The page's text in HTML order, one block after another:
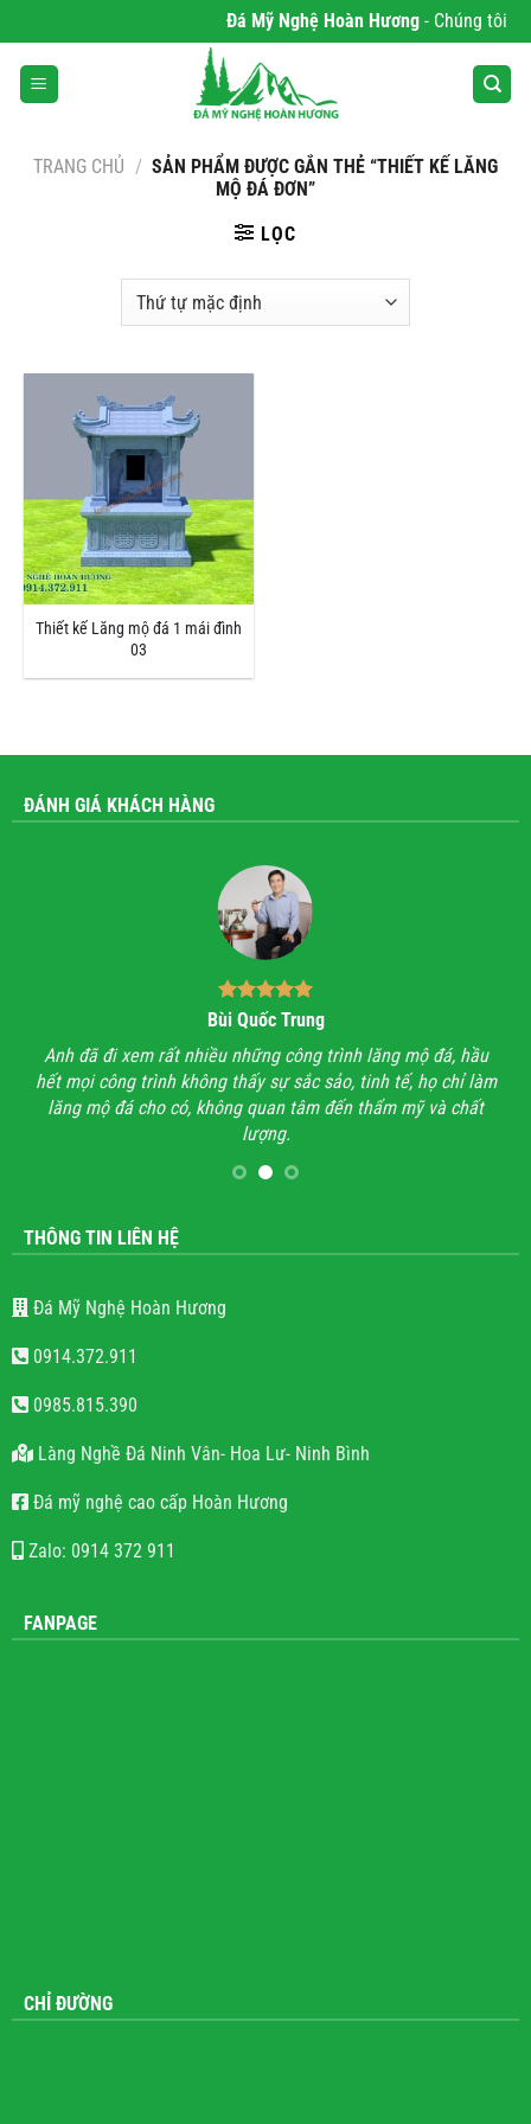
qua
nội
dung
Đá Mỹ Nghệ Hoàn Hương- Chúng tôi
TRANG CHỦ / SẢN PHẨM ĐƯỢC GẮN THẺ “THIẾT KẾ LĂNG
MỘ ĐÁ ĐƠN”
LỌC
Thiết kế Lăng mộ đá 1 mái đình
03
ĐÁNH GIÁ KHÁCH HÀNG
Bùi Quốc Trung
Anh đã đi xem rất nhiều những công trình lăng mộ đá, hầu
hết mọi công trình không thấy sự sắc sảo, tinh tế, họ chỉ làm
lăng mộ đá cho có, không quan tâm đến thẩm mỹ và chất
lượng.
THÔNG TIN LIÊN HỆ
Đá Mỹ Nghệ Hoàn Hương
0914.372.911
0985.815.390
Làng Nghề Đá Ninh Vân- Hoa Lư- Ninh Bình
Đá mỹ nghệ cao cấp Hoàn Hương
Zalo: 0914 372 911
FANPAGE
CHỈ ĐƯỜNG